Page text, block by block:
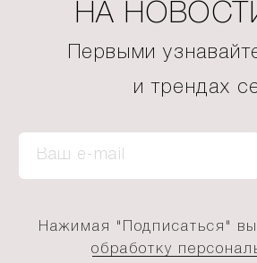
НА НОВОСТИ
Первыми
и трендах
Нажимая "Подписаться"
обработку